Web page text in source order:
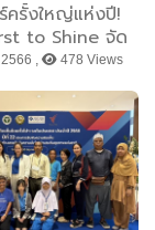
ครั้งใหญ่แห่งปี!
to Shine จัด
รดดาราดัง พร้อม
ไอเท็มจาก 50
นำ ลดแรงตลอด
วันเต็ม
, 478 Views